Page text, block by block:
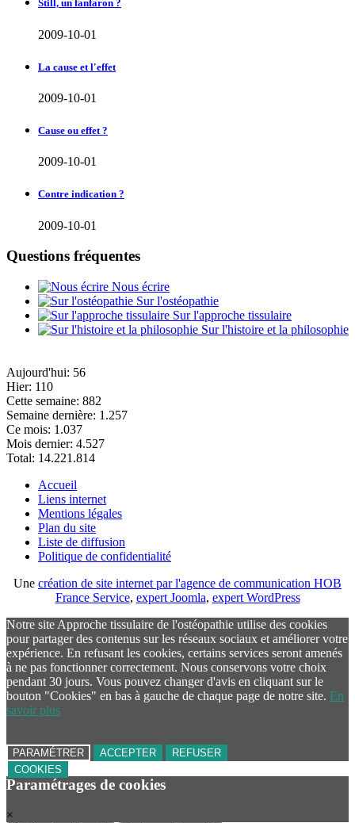
Still, un fanfaron ?
2009-10-01
La cause et l'effet
2009-10-01
Cause ou effet ?
2009-10-01
Contre indication ?
2009-10-01
Questions fréquentes
Nous écrire
Sur l'ostéopathie
Sur l'approche tissulaire
Sur l'histoire et la philosophie
Aujourd'hui: 56
Hier: 110
Cette semaine: 882
Semaine dernière: 1.257
Ce mois: 1.037
Mois dernier: 4.527
Total: 14.221.814
Accueil
Liens internet
Mentions légales
Plan du site
Liste de diffusion
Politique de confidentialité
Une création de site internet par l'agence de communication HOB
France Service, expert Joomla, expert WordPress
Notre site Approche tissulaire de l'ostéopathie utilise des cookies
pour partager des contenus sur les réseaux sociaux et améliorer votre
expérience. En refusant les cookies, certains services seront amenés
à ne pas fonctionner correctement. Nous conservons votre choix
pendant 30 jours. Vous pouvez changer d'avis en cliquant sur le
bouton "Cookies" en bas à gauche de chaque page de notre site. En
savoir plus
PARAMÉTRER ACCEPTER
REFUSER
COOKIES
Paramétrages de cookies
×